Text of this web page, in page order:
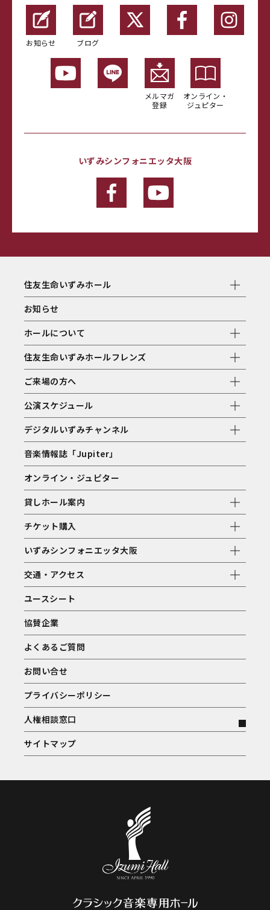
お知らせ ブログ
メルマガ
登録
オンライン・
ジュピター
いずみシンフォニエッタ大阪
住友生命いずみホール
お知らせ
ホールについて
住友生命いずみホールフレンズ
ご来場の方へ
公演スケジュール
デジタルいずみチャンネル
音楽情報誌「Jupiter」
オンライン・ジュピター
貸しホール案内
チケット購入
いずみシンフォニエッタ大阪
交通・アクセス
ユースシート
協賛企業
よくあるご質問
お問い合せ
プライバシーポリシー
人権相談窓口
サイトマップ